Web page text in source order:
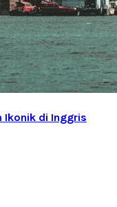
Ikonik di Inggris